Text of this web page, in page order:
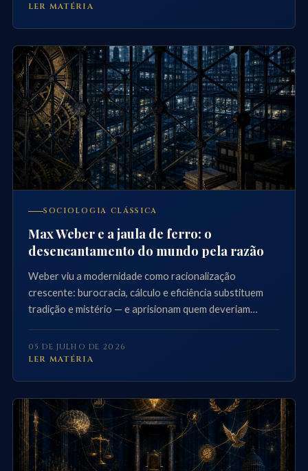
LER MATÉRIA
SOCIOLOGIA CLÁSSICA
Max Weber e a jaula de ferro: o
desencantamento do mundo pela razão
Weber viu a modernidade como racionalização
crescente: burocracia, cálculo e eficiência substituem
tradição e mistério — e aprisionam quem deveriam
05 DE JULHO DE 2026
LER MATÉRIA